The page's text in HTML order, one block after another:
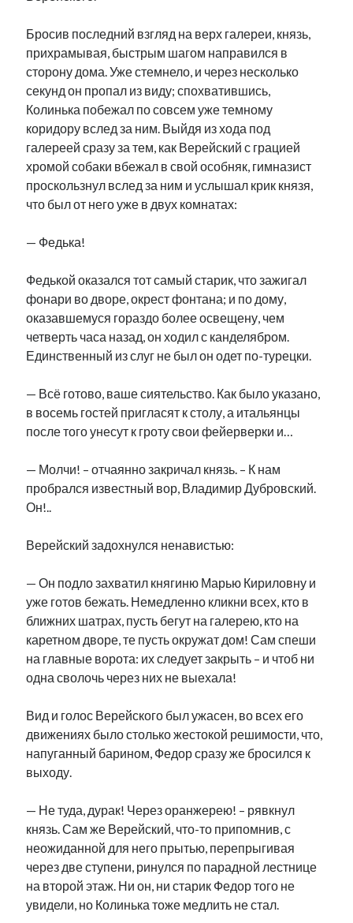
Бросив последний взгляд на верх галереи, князь,
прихрамывая, быстрым шагом направился в
сторону дома. Уже стемнело, и через несколько
секунд он пропал из виду; спохватившись,
Колинька побежал по совсем уже темному
коридору вслед за ним. Выйдя из хода под
галереей сразу за тем, как Верейский с грацией
хромой собаки вбежал в свой особняк, гимназист
проскользнул вслед за ним и услышал крик князя,
что был от него уже в двух комнатах:
— Федька!
Федькой оказался тот самый старик, что зажигал
фонари во дворе, окрест фонтана; и по дому,
оказавшемуся гораздо более освещену, чем
четверть часа назад, он ходил с канделябром.
Единственный из слуг не был он одет по-турецки.
— Всё готово, ваше сиятельство. Как было указано,
в восемь гостей пригласят к столу, а итальянцы
после того унесут к гроту свои фейерверки и…
— Молчи! – отчаянно закричал князь. – К нам
пробрался известный вор, Владимир Дубровский.
Он!..
Верейский задохнулся ненавистью:
— Он подло захватил княгиню Марью Кириловну и
уже готов бежать. Немедленно кликни всех, кто в
ближних шатрах, пусть бегут на галерею, кто на
каретном дворе, те пусть окружат дом! Сам спеши
на главные ворота: их следует закрыть – и чтоб ни
одна сволочь через них не выехала!
Вид и голос Верейского был ужасен, во всех его
движениях было столько жестокой решимости, что,
напуганный барином, Федор сразу же бросился к
выходу.
— Не туда, дурак! Через оранжерею! – рявкнул
князь. Сам же Верейский, что-то припомнив, с
неожиданной для него прытью, перепрыгивая
через две ступени, ринулся по парадной лестнице
на второй этаж. Ни он, ни старик Федор того не
увидели, но Колинька тоже медлить не стал.